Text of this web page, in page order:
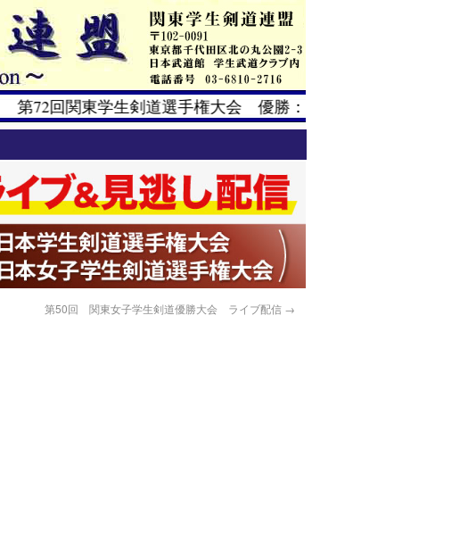
第72回関東学生剣道選手権大会 優勝：小柳宏成（筑波大学
第50回 関東女子学生剣道優勝大会 ライブ配信 →